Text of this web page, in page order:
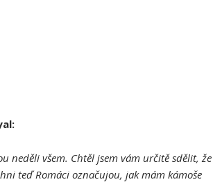
neděli všem. Chtěl jsem vám určitě sdělit, že
teď Romáci označujou, jak mám kámoše